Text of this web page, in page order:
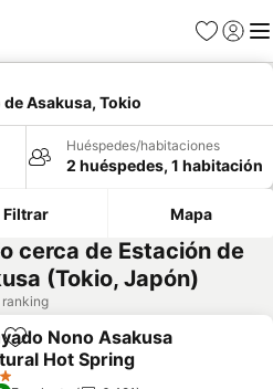
Favoritos
Iniciar
Asakusa, Tokio
Huéspedes/habitaciones
2 huéspedes, 1 habitación
Filtrar Mapa
cerca de Estación de
(Tokio, Japón)
Agregar a favoritos
Nono Asakusa
Hot Spring